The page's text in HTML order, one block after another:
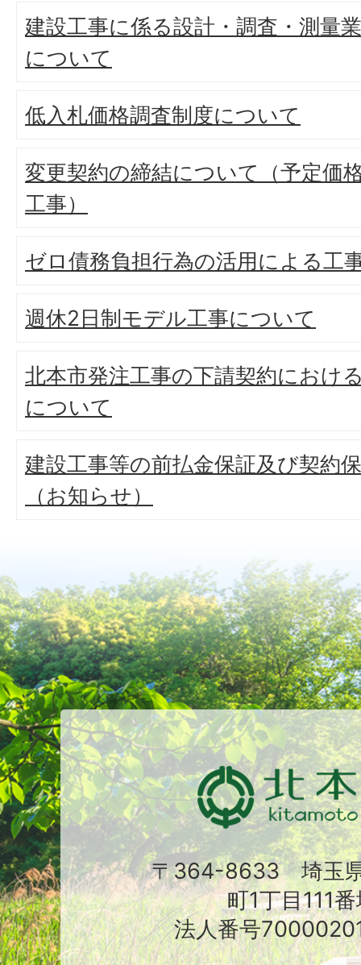
建設工事に係る設計・調査・測量
について
低入札価格調査制度について
変更契約の締結について（予定価
工事）
ゼロ債務負担行為の活用による工
週休2日制モデル工事について
北本市発注工事の下請契約におけ
について
建設工事等の前払金保証及び契約
（お知らせ）
〒364-8633 埼玉
町1丁目111
法人番号